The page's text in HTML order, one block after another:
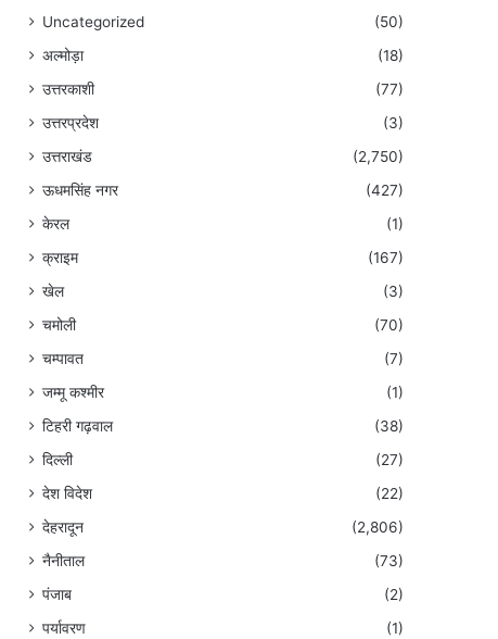
Uncategorized
(50)
अल्मोड़ा
(18)
उत्तरकाशी
(77)
उत्तरप्रदेश
(3)
उत्तराखंड
(2,750)
ऊधमसिंह नगर
(427)
केरल
(1)
क्राइम
(167)
खेल
(3)
चमोली
(70)
चम्पावत
(7)
जम्मू कश्मीर
(1)
टिहरी गढ़वाल
(38)
दिल्ली
(27)
देश विदेश
(22)
देहरादून
(2,806)
नैनीताल
(73)
पंजाब
(2)
पर्यावरण
(1)